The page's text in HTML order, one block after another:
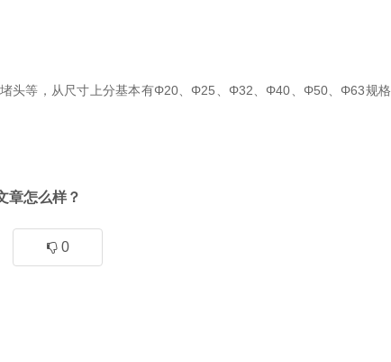
头等，从尺寸上分基本有Φ20、Φ25、Φ32、Φ40、Φ50、Φ63规
章怎么样？
0